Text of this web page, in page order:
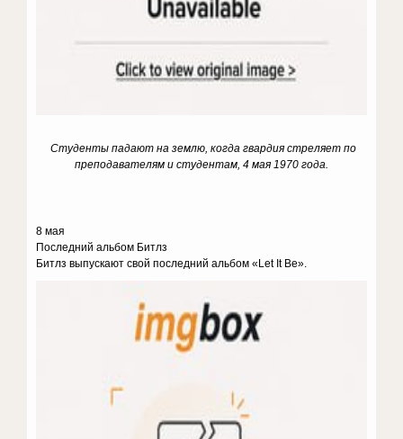
Студенты падают на землю, когда гвардия стреляет по
преподавателям и студентам, 4 мая 1970 года.
8 мая
Последний альбом Битлз
Битлз выпускают свой последний альбом «Let It Be».